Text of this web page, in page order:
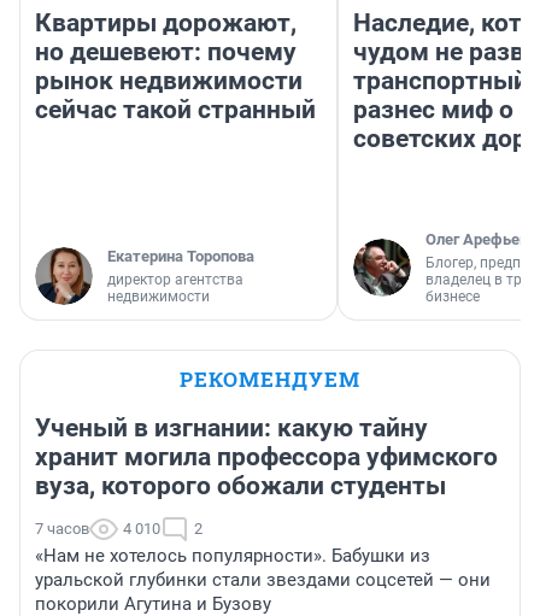
Квартиры дорожают,
но дешевеют: почему
рынок недвижимости
сейчас такой странный
Екатерина Торопова
директор агентства
недвижимости
Наследие,
чудом не
транспортный
разнес миф о
советских
Олег Арефьев
Блогер,
владелец в
бизнесе
РЕКОМЕНДУЕМ
Ученый в изгнании: какую тайну
хранит могила профессора уфимского
вуза, которого обожали студенты
7 часов 4 010 2
«Нам не хотелось популярности». Бабушки из
уральской глубинки стали звездами соцсетей — они
покорили Агутина и Бузову